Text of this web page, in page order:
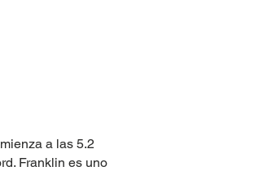
a las 5.2
Franklin es uno